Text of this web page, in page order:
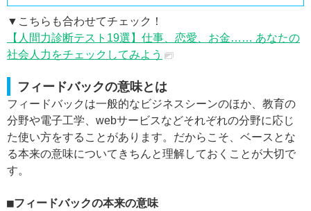
▼こちらも合わせてチェック！
【人間力診断テスト19選】仕事、恋愛、お金…… あなたの
社会人力をチェックしてみよう
フィードバックの意味とは
フィードバックは一般的なビジネスシーンのほか、教育の
分野や電子工学、webサービスなどそれぞれの分野に応じ
た使い方をすることがあります。だからこそ、ベースとな
る本来の意味についてきちんと理解しておくことが大切で
す。
フィードバックの本来の意味